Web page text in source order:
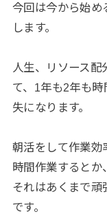
今回は今から始め
します。
人生、リソース
て、1年も2年も
失になります。
朝活をして作業効
時間作業するとか
それはあくまで頑
です。